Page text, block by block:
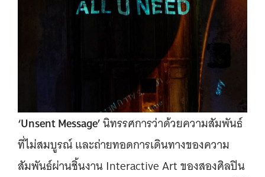
‘Unsent Message’นิทรรศการว่าด้วยความสัมพันธ์
ที่ไม่สมบูรณ์ และถ่ายทอดการเดินทางของความ
สัมพันธ์ผ่านชิ้นงาน Interactive Art ของสองศิลปิน